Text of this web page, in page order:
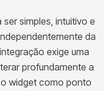
simples, intuitivo e
da
exige uma
profundamente a
widget como ponto